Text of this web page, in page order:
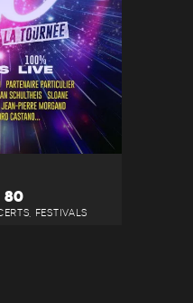
80
FESTIVALS